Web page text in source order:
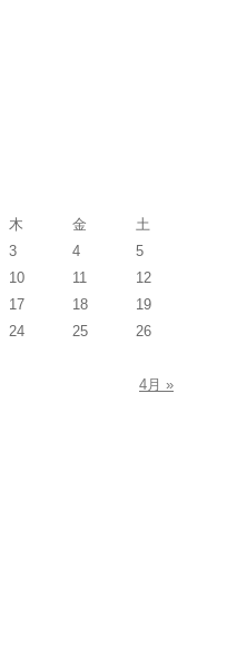
木 金
土
3 4
5
10 11
12
17 18
19
24 25
26
4月 »